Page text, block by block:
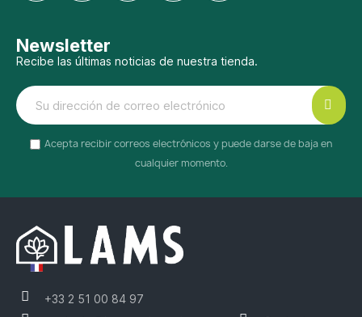
Newsletter
Recibe las últimas noticias de nuestra tienda.
Acepta recibir correos electrónicos y puede darse de baja en
cualquier momento.
+33 2 51 00 84 97